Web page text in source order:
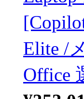
Elite /
Office